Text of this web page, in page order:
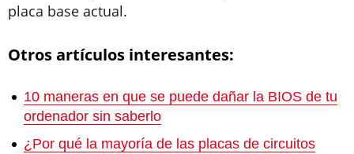
placa base actual.
Otros artículos interesantes:
10 maneras en que se puede dañar la BIOS de tu
ordenador sin saberlo
¿Por qué la mayoría de las placas de circuitos